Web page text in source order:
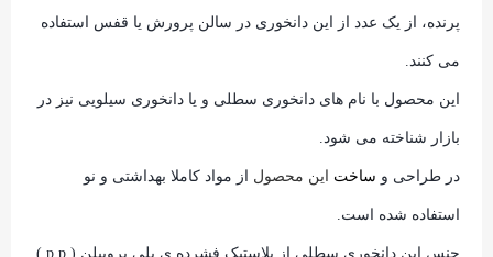
پرنده، از یک عدد از این دانخوری در سالن پرورش یا قفس استفاده
می کنند.
این محصول با نام های دانخوری سطلی و یا دانخوری سیلویی نیز در
بازار شناخته می شود.
در طراحی و ساخت این محصول از مواد کاملا بهداشتی و نو
استفاده شده است.
جنس این دانخوری سطلی از پلاستیک فشرده ی پلی پروپیلن ( p.p )